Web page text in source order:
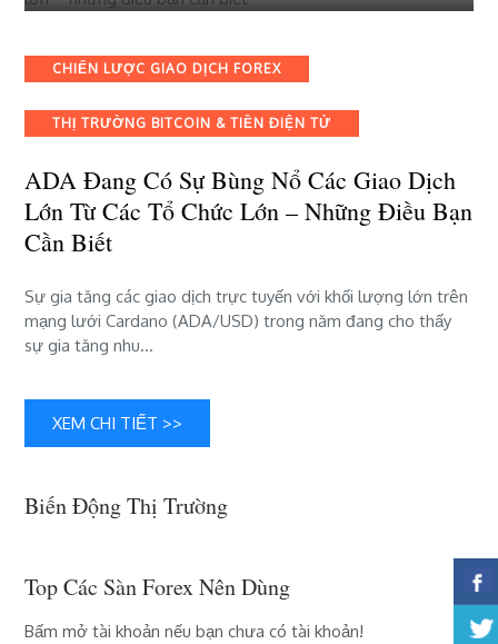
viết
đang
có
sự
nổ
các
giao
từ
các
lớn
–
những
bạn
cần
Categories
CHIẾN LƯỢC GIAO DỊCH FOREX
THỊ TRƯỜNG BITCOIN & TIỀN ĐIỆN TỬ
ADA Đang Có ​​sự Bùng Nổ Các Giao Dịch
Lớn Từ Các Tổ Chức Lớn – Những Điều Bạn
Cần Biết
Sự gia tăng các giao dịch trực tuyến với khối lượng lớn trên
mạng lưới Cardano (ADA/USD) trong năm đang cho thấy
sự gia tăng nhu…
XEM CHI TIẾT >>
Biến Động Thị Trường
Top Các Sàn Forex Nên Dùng
Bấm mở tài khoản nếu bạn chưa có tài khoản!